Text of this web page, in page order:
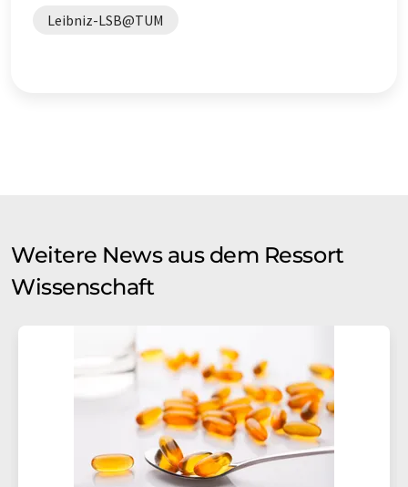
Leibniz-LSB@TUM
Weitere News aus dem Ressort
Wissenschaft